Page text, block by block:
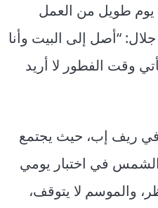
يوم طويل من العمل
“أصل إلى البيت وأنا
وقت الفطور لا أريد
ريف إب، حيث يجتمع
في اختبار يومي
والموسم لا يتوقف،